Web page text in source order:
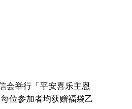
会举行「平安喜乐主恩
位参加者均获赠福袋乙